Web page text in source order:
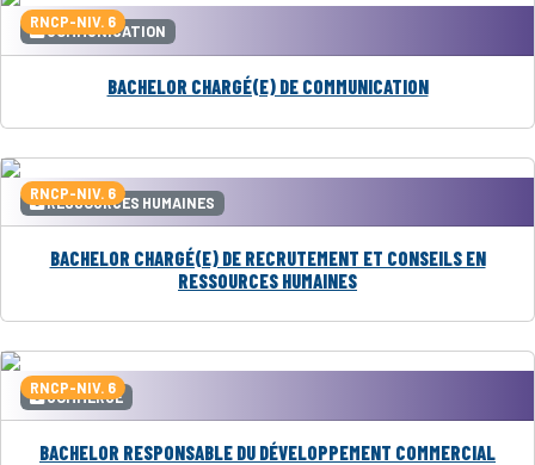
RNCP-NIV. 6
COMMUNICATION
BACHELOR CHARGÉ(E) DE COMMUNICATION
RNCP-NIV. 6
RESSOURCES HUMAINES
BACHELOR CHARGÉ(E) DE RECRUTEMENT ET CONSEILS EN
RESSOURCES HUMAINES
RNCP-NIV. 6
COMMERCE
BACHELOR RESPONSABLE DU DÉVELOPPEMENT COMMERCIAL